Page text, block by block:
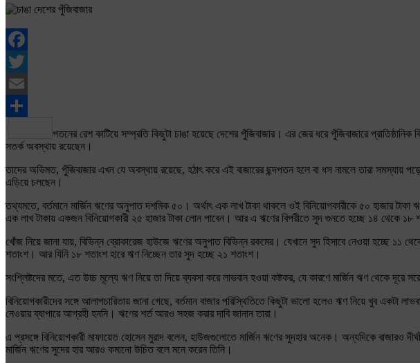
Facebook
Twitter
Email
পতনের রেশ কাটিয়ে সম্প্রতি কিছুটা চাঙা হয়েছে দেশের পুঁজিবাজার। এর জের ধরে পুঁজিবাজারে
সতর্ক অবস্থায় রয়েছেন।
তাদের অভিমত, পুঁজিবাজার এখন যে অবস্থায় রয়েছে, হঠাৎ করে এই বাজারের ছন্দপতন হলে বা ধস নামলে তারা সমস্যায়
এড়িয়ে চলছেন।
তথ্যমতে, বর্তমানে মার্জিন ঋণের অনুপাত দশমিক ৫০। অর্থাৎ এক লাখ টাকা থাকলে ওই বিনিয়োগকারীকে ৫০ হাজার
এক লাখ টাকায় একজন বিনিয়োগকারী ২৫ হাজার টাকা লোন পাবেন। আর এ ঋণের বিপরীতে সুদ গুনতে হচ্ছে ১৪ থেকে ১৮
খোঁজ নিয়ে জানা যায়, বিভিন্ন ব্রোকারেজ হাউজে ঋণের অনুপাত বিভিন্ন রকমের। যেখানে সুদ হিসাবে নেওয়া হচ্ছে ১১
শতাংশ। আর যিনি ১৮ শতাংশ হারে ঋণ নিচ্ছেন তার সুদ হচ্ছে ২১ শতাংশ।
সংশ্লিষ্টদের মতে, এত উচ্চ মূল্যে ঋণ নিয়ে তা দিয়ে ব্যবসা করে লাভবান হওয়া কষ্টকর, যে কারণে মার্জিন ঋণ থেকে দূরে সরে
বিনিয়োগকারীদের সঙ্গে আলাপচারিতায় জানা গেছে, বর্তমান বাজার পরিস্থিতিতে কিছুটা ভালো হলেও ঋণ নিয়ে খুব
নেওয়ার ব্যাপারে আগ্রহী হননি। ঋণের শর্ত আরও সহজ করার দাবি জানান তারা।
এ প্রসঙ্গে বিনিয়োগকারী মাফায়েত হোসেন মুরাদ বলেন, হাউজগুলোতে মার্জিন ঋণের সুদহার অনেক। অন্যদিকে বাজারও
মার্জিন ঋণের সুদের হার আরও কমানো উচিত বলে মনে করেন তিনি।